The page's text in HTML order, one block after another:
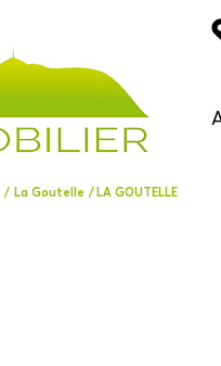
La Goutelle LA GOUTELLE